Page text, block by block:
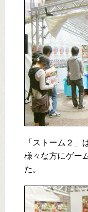
「ストーム２」
様々な方にゲー
た。